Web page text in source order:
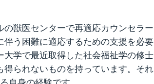
獣医センターで再適応カウンセラー
う困難に適応するための支援を必要
学で最近取得した社会福祉学の修士
られないものを持っています。それ